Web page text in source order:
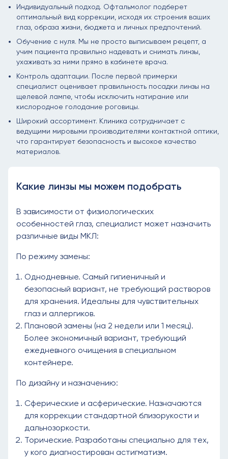
Индивидуальный подход. Офтальмолог подберет
оптимальный вид коррекции, исходя их строения ваших
глаз, образа жизни, бюджета и личных предпочтений.
Обучение с нуля. Мы не просто выписываем рецепт, а
учим пациента правильно надевать и снимать линзы,
ухаживать за ними прямо в кабинете врача.
Контроль адаптации. После первой примерки
специалист оценивает правильность посадки линзы на
щелевой лампе, чтобы исключить натирание или
кислородное голодание роговицы.
Широкий ассортимент. Клиника сотрудничает с
ведущими мировыми производителями контактной оптики,
что гарантирует безопасность и высокое качество
материалов.
Какие линзы мы можем подобрать
В зависимости от физиологических
особенностей глаз, специалист может назначить
различные виды МКЛ:
По режиму замены:
Однодневные. Самый гигиеничный и
безопасный вариант, не требующий растворов
для хранения. Идеальны для чувствительных
глаз и аллергиков.
Плановой замены (на 2 недели или 1 месяц).
Более экономичный вариант, требующий
ежедневного очищения в специальном
контейнере.
По дизайну и назначению:
Сферические и асферические. Назначаются
для коррекции стандартной близорукости и
дальнозоркости.
Торические. Разработаны специально для тех,
у кого диагностирован астигматизм.